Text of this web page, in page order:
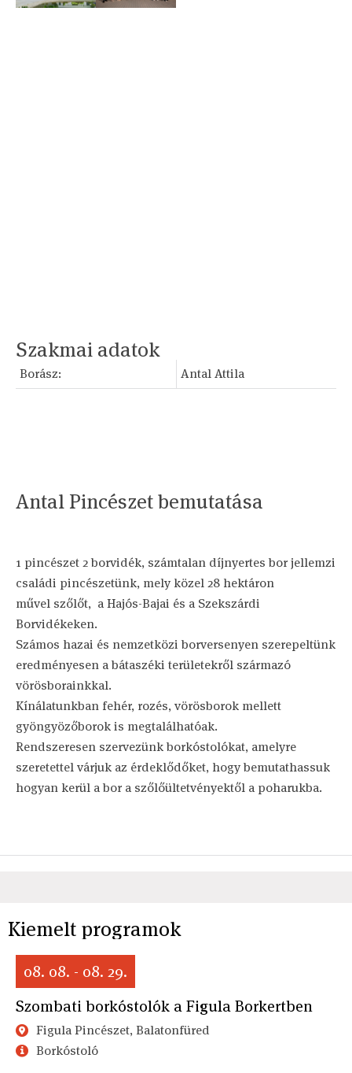
Szakmai adatok
Borász: Antal Attila
Antal Pincészet bemutatása
1 pincészet 2 borvidék, számtalan díjnyertes bor jellemzi
családi pincészetünk, mely közel 28 hektáron
művel szőlőt, a Hajós-Bajai és a Szekszárdi
Borvidékeken.
Számos hazai és nemzetközi borversenyen szerepeltünk
eredményesen a bátaszéki területekről származó
vörösborainkkal.
Kínálatunkban fehér, rozés, vörösborok mellett
gyöngyözőborok is megtalálhatóak.
Rendszeresen szervezünk borkóstolókat, amelyre
szeretettel várjuk az érdeklődőket, hogy bemutathassuk
hogyan kerül a bor a szőlőültetvényektől a poharukba.
Kiemelt programok
08. 08. - 08. 29.
Szombati borkóstolók a Figula Borkertben
Figula Pincészet, Balatonfüred
Borkóstoló